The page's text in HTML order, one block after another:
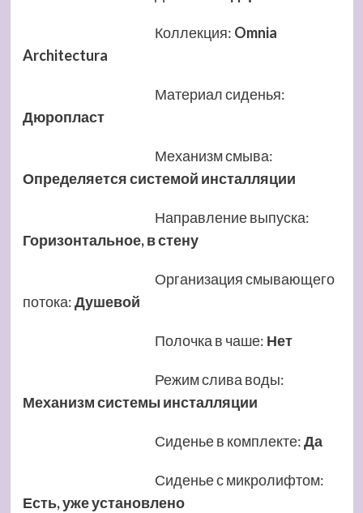
Коллекция: Omnia
Architectura
Материал сиденья:
Дюропласт
Механизм смыва:
Определяется системой инсталляции
Направление выпуска:
Горизонтальное, в стену
Организация смывающего
потока:Душевой
Полочка в чаше: Нет
Режим слива воды:
Механизм системы инсталляции
Сиденье в комплекте:Да
Сиденье с микролифтом:
Есть, уже установлено